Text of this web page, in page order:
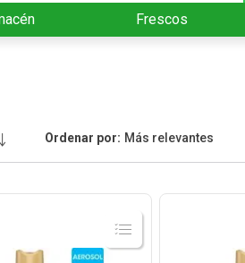
Frescos
Ordenar por Relevancia